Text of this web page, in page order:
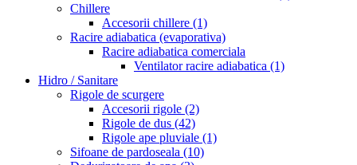
Chillere
Accesorii chillere (1)
Racire adiabatica (evaporativa)
Racire adiabatica comerciala
Ventilator racire adiabatica (1)
Hidro / Sanitare
Rigole de scurgere
Accesorii rigole (2)
Rigole de dus (42)
Rigole ape pluviale (1)
Sifoane de pardoseala (10)